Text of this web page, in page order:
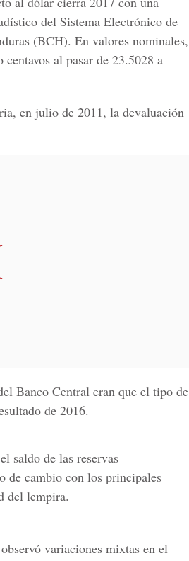
del Sistema Electrónico de
(BCH). En valores nominales,
al pasar de 23.5028 a
en julio de 2011, la devaluación
Banco Central eran que el tipo de
de 2016.
saldo de las reservas
de cambio con los principales
del lempira.
variaciones mixtas en el